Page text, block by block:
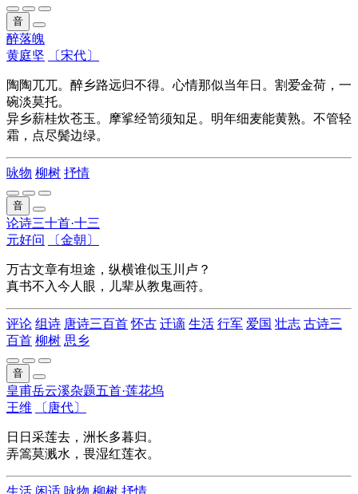
音
醉落魄
黄庭坚
〔宋代〕
陶陶兀兀。醉乡路远归不得。心情那似当年日。割爱金荷，一
碗淡莫托。
异乡薪桂炊苍玉。摩挲经笥须知足。明年细麦能黄熟。不管轻
霜，点尽鬓边绿。
咏物 柳树 抒情
音
论诗三十首·十三
元好问
〔金朝〕
万古文章有坦途，纵横谁似玉川卢？
真书不入今人眼，儿辈从教鬼画符。
评论 组诗 唐诗三百首 怀古 迁谪 生活 行军 爱国 壮志 古诗三
百首 柳树 思乡
音
皇甫岳云溪杂题五首·莲花坞
王维
〔唐代〕
日日采莲去，洲长多暮归。
弄篙莫溅水，畏湿红莲衣。
生活 闲适 咏物 柳树 抒情